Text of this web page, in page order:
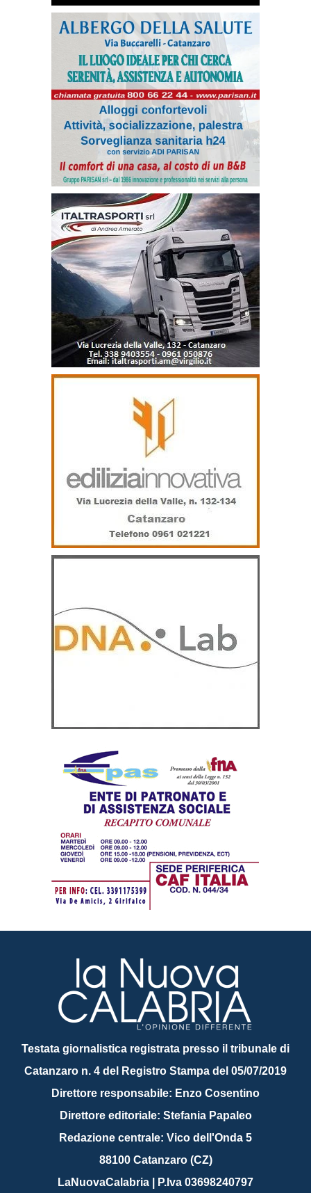
Testata giornalistica registrata presso il tribunale di
Catanzaro n. 4 del Registro Stampa del 05/07/2019
Direttore responsabile: Enzo Cosentino
Direttore editoriale: Stefania Papaleo
Redazione centrale: Vico dell'Onda 5
88100 Catanzaro (CZ)
LaNuovaCalabria | P.Iva 03698240797